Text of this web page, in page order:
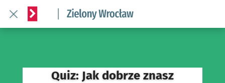
Serwis informacyjny wroclaw.pl podserwis: Środowisko we
Wróć do artykułu Quiz o wrocławskich parkach! ROZWIĄŻ
Quiz: Jak dobrze znasz